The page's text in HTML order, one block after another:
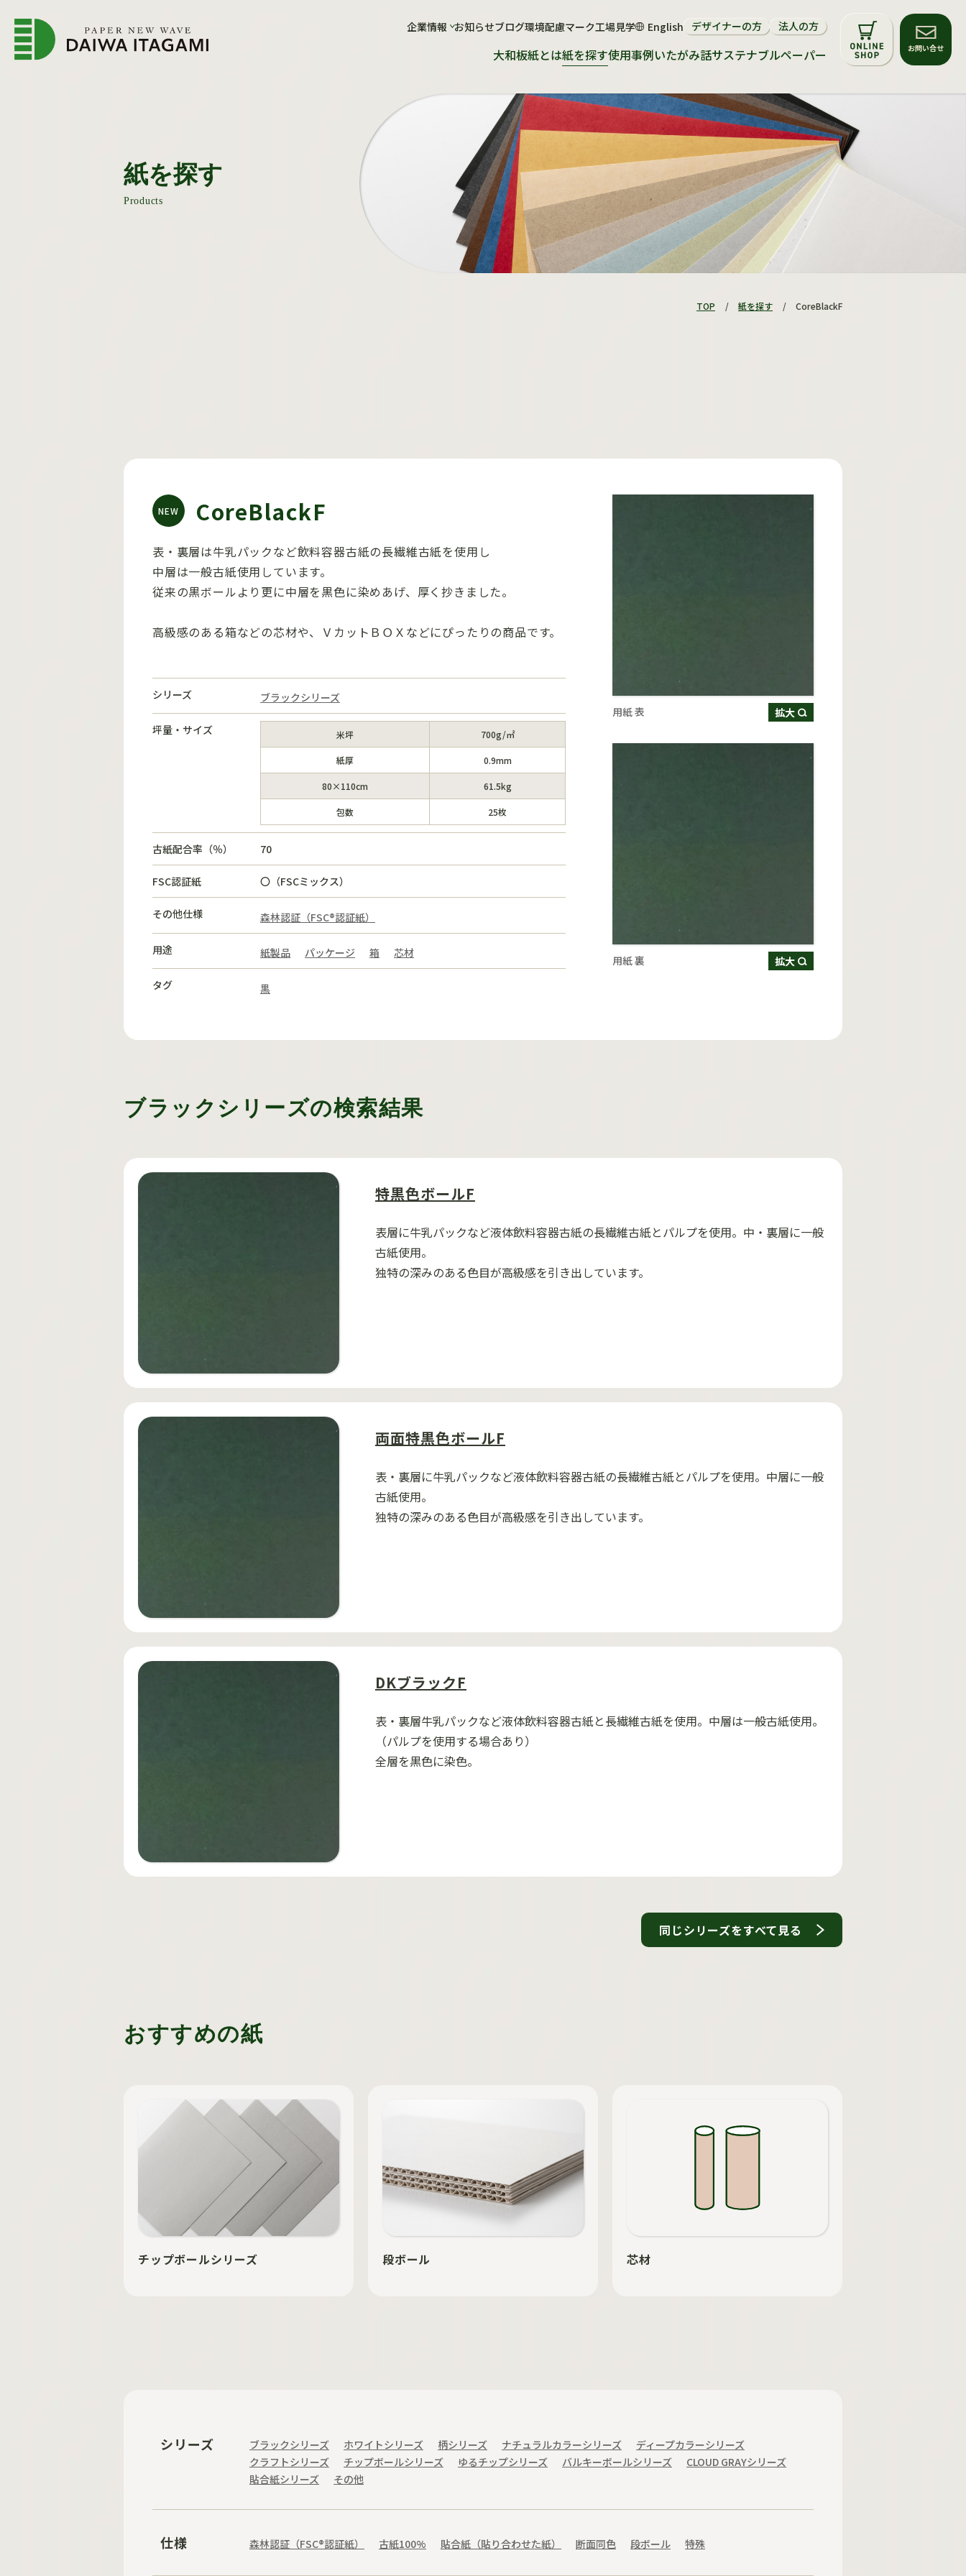
企業情報
企業情報トップページ 工場について
紙が出来るまで
工場見学のお申し込み
サステナビリティについて
再生紙・FSC®森林認証紙
サステナブルペーパー
お知らせブログ環境配慮マーク工場見学 English デザイナーの方 法人の方
大和板紙とは紙を探す使用事例いたがみ話サステナブルペーパー お問い合せ
紙を探す
Products
TOP / 紙を探す / CoreBlackF
NEW CoreBlackF
表・裏層は牛乳パックなど飲料容器古紙の長繊維古紙を使用し
中層は一般古紙使用しています。
従来の黒ボールより更に中層を黒色に染めあげ、厚く抄きました。
高級感のある箱などの芯材や、ＶカットＢＯＸなどにぴったりの商品です。
シリーズ ブラックシリーズ
坪量・サイズ 米坪 700g/㎡
紙厚 0.9mm
80×110cm 61.5kg
包数 25枚
古紙配合率（％） 70
FSC認証紙 〇（FSCミックス）
その他仕様 森林認証（FSC®認証紙）
用途 紙製品 パッケージ 箱 芯材
タグ 黒
用紙 表 拡大
用紙 裏 拡大
ブラックシリーズの検索結果
特黒色ボールF
表層に牛乳パックなど液体飲料容器古紙の長繊維古紙とパルプを使用。中・裏層に一般
古紙使用。
独特の深みのある色目が高級感を引き出しています。
両面特黒色ボールF
表・裏層に牛乳パックなど液体飲料容器古紙の長繊維古紙とパルプを使用。中層に一般
古紙使用。
独特の深みのある色目が高級感を引き出しています。
DKブラックF
表・裏層牛乳パックなど液体飲料容器古紙と長繊維古紙を使用。中層は一般古紙使用。
（パルプを使用する場合あり）
全層を黒色に染色。
同じシリーズをすべて見る
おすすめの紙
チップボールシリーズ 段ボール 芯材
シリーズ ブラックシリーズ ホワイトシリーズ 柄シリーズ ナチュラルカラーシリーズ
ディープカラーシリーズ
クラフトシリーズ
チップボールシリーズ ゆるチップシリーズ バルキーボールシリーズ
CLOUD GRAYシリーズ
貼合紙シリーズ
その他
仕様 森林認証（FSC®認証紙） 古紙100% 貼合紙（貼り合わせた紙） 断面同色 段ボール 特殊